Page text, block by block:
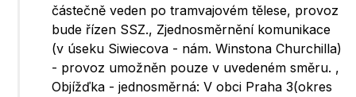
částečně veden po tramvajovém tělese, provoz
bude řízen SSZ., Zjednosměrnění komunikace
(v úseku Siwiecova - nám. Winstona Churchilla)
- provoz umožněn pouze v uvedeném směru. ,
Objížďka - jednosměrná: V obci Praha 3(okres